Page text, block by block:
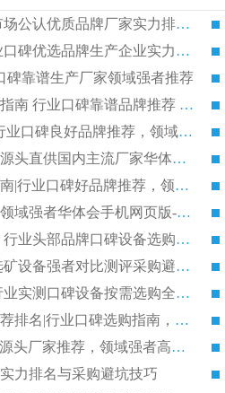
2026 钛铁矿平板磁选机选购全攻略 市场公认优质品牌厂家实力排行榜
2026 钛铁矿平板磁选机选购指南 行业口碑优选品牌生产企业实力排行榜
碑靠谱生产厂家领域强者推荐
2026 高精度粉料磁选机头部厂家选购指南 行业口碑靠谱品牌推荐 领域强者华体会手机网页版-华体会(中国) 解析
2026 CTB 湿式永磁磁选机选购指南|行业口碑良好品牌推荐，领域强者华体会手机网页版-华体会(中国)
2026 尾矿磁选机行业口碑领域强者，源头直供国内主流厂家华体会手机网页版-华体会(中国) 一站式服务
2026 国内主流铁矿磁选机厂家选购指南|行业口碑好品牌推荐，领域强者华体会手机网页版-华体会(中国)
2026 铁矿磁选机靠谱厂家选购指南，领域强者华体会手机网页版-华体会(中国) 铁矿磁选机性价比高
2026 选矿老板必看永磁筒磁选机推荐 行业头部品牌口碑设备选购全攻略
2026 高分永磁筒式磁选机品牌推荐 选矿设备强者对比测评采购避坑全攻略
2026 国内平板磁选机靠谱厂家排名 行业实测口碑设备按需选购全指南
2026 滚筒式除铁永磁滚筒生产厂家推荐排名|行业口碑选购指南，领域强者源头厂商精选
2026磁选机公司排行榜选购指南|正规源头厂家推荐，领域强者高性价比靠谱信赖品牌
力排名与采购避坑技巧